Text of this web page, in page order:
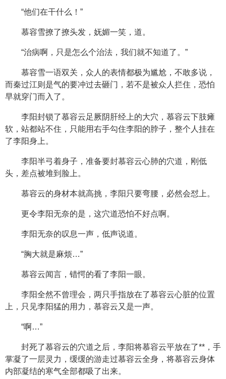
“他们在干什么！”
慕容雪撩了撩头发，妩媚一笑，道。
“治病啊，只是怎么个治法，我们就不知道了。”
慕容雪一语双关，众人的表情都极为尴尬，不敢多说，
而秦过江则是气的要冲过去砸门，若不是被众人拦住，恐怕
早就穿门而入了。
李阳封锁了慕容云足厥阴肝经上的大穴，慕容云下肢瘫
软，站都站不住，只能用右手勾住李阳的脖子，整个人挂在
了李阳身上。
李阳半弓着身子，准备要封慕容云心肺的穴道，刚低
头，差点被堆到脸上。
慕容云的身材本就高挑，李阳只要弯腰，必然会怼上。
更令李阳无奈的是，这穴道恐怕不好点啊。
李阳无奈的叹息一声，低声说道。
“胸大就是麻烦…”
慕容云闻言，错愕的看了李阳一眼。
李阳全然不曾理会，两只手指放在了慕容云心脏的位置
上，只见李阳猛的用力，慕容云又是一声。
“啊…”
封死了慕容云的穴道之后，李阳将慕容云平放在了**，手
掌凝了一层灵力，缓缓的游走过慕容云全身，将慕容云身体
内部凝结的寒气全部都吸了出来。